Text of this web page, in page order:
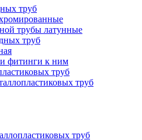
труб
трубы латунные
труб
фитинги к ним
труб
труб
труб